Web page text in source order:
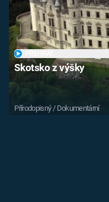
Skotsko z výšky
Přírodopisný / Dokumentární